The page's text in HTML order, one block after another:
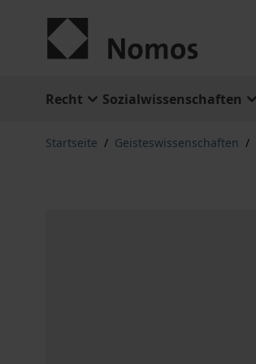
Recht Sozialwissenschaften
Startseite / Geisteswissenschaften /